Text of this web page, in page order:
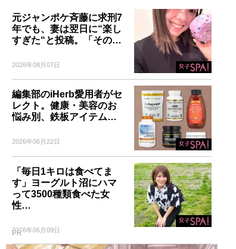
元ジャンポケ斉藤に求刑7
年でも、妻は翌日に“楽し
すぎた“と投稿。「その…
2026年08月07日
編集部のiHerb愛用者がセ
レクト。健康・美容のお
悩み別、鉄板アイテム…
2026年06月22日
「毎日1キロは食べてま
す」ヨーグルト沼にハマ
って3500種類食べた女
性…
2026年06月09日
PR